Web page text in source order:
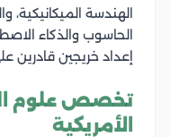
الهندسة الميكانيكية،
الحاسوب والذكاء
إعداد خريجين قادرين
تخصص علوم
الأمريكية